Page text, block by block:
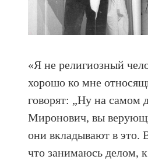
«Я не религиозный
хорошо ко мне
говорят: „Ну на самом
Миронович, вы
они вкладывают в это.
что занимаюсь делом,